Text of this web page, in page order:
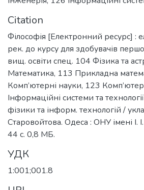
Citation
Філософія [Електронний ресурс] :
рек. до курсу для здобувачів
вищ. освіти спец. 104 Фізика та
Математика, 113 Прикладна
Комп’ютерні науки, 123
Інформаційні системи та
фізики та інформ. технологій /
Старовойтова. Одеса : ОНУ імені І.
44 с. 0,8 МБ.
УДК
1:001;001.8